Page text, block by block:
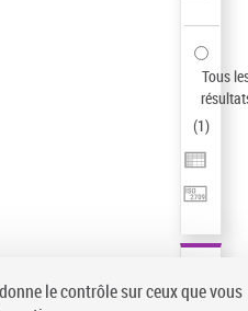
Tous
(1)
le contrôle sur ceux que vous